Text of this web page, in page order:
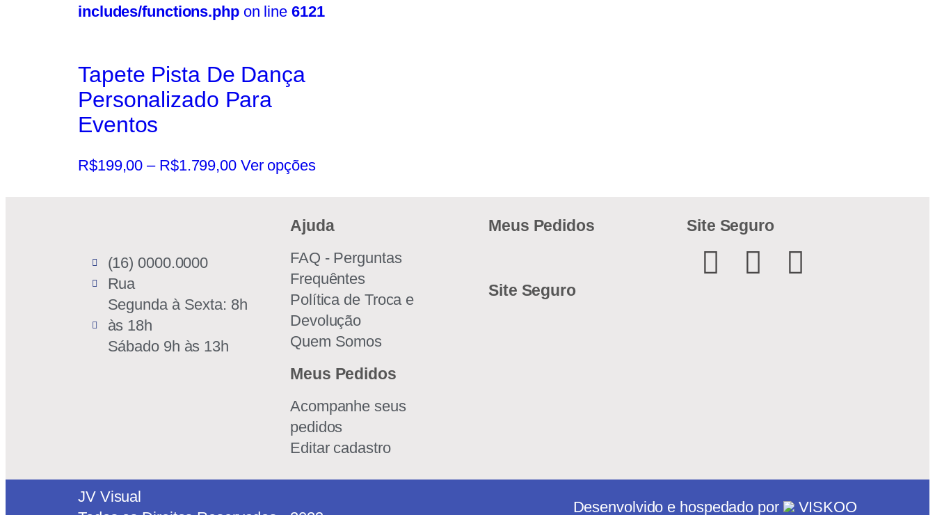
includes/functions.phpon line 6121
Tapete Pista De Dança
Personalizado Para
Eventos
R$199,00 – R$1.799,00 Ver opções
(16) 0000.0000
Rua
Segunda à Sexta: 8h
às 18h
Sábado 9h às 13h
Ajuda
FAQ - Perguntas
Frequêntes
Política de Troca e
Devolução
Quem Somos
Meus Pedidos
Acompanhe seus
pedidos
Editar cadastro
Meus Pedidos
Site Seguro
Site Seguro
JV Visual
Desenvolvido e hospedado por VISKOO